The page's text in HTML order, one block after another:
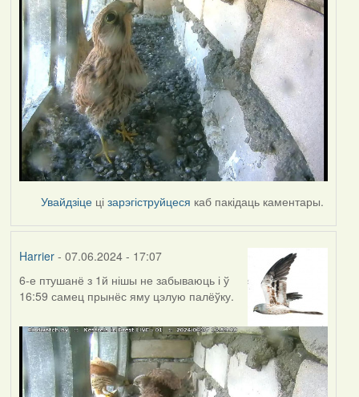
Увайдзіце цізарэгіструйцеся каб пакідаць каментары.
Harrier- 07.06.2024 - 17:07
6-е птушанё з 1й нішы не забываюць і ў
16:59 самец прынёс яму цэлую палёўку.